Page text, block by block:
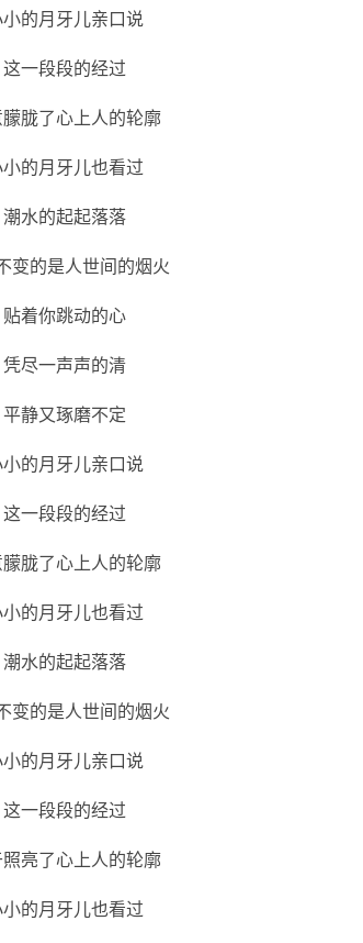
小的月牙儿亲口说
这一段段的经过
胧了心上人的轮廓
小的月牙儿也看过
潮水的起起落落
变的是人世间的烟火
贴着你跳动的心
凭尽一声声的清
平静又琢磨不定
小的月牙儿亲口说
这一段段的经过
胧了心上人的轮廓
小的月牙儿也看过
潮水的起起落落
变的是人世间的烟火
小的月牙儿亲口说
这一段段的经过
亮了心上人的轮廓
小的月牙儿也看过